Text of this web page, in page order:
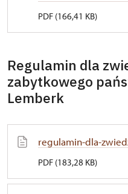
PDF (166,41 KB)
Regulamin dla
zabytkowego
Lemberk
regulamin-dla-
PDF (183,28 KB)